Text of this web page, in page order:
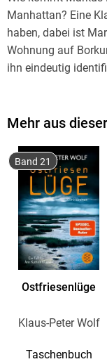
Manhattan? Eine
haben, dabei ist
Wohnung auf
ihn eindeutig
Kette um den Hals.
Mehr aus
Band 21
Ostfriesenlüge
Klaus-Peter Wolf
Taschenbuch